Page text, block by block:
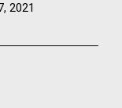
2021